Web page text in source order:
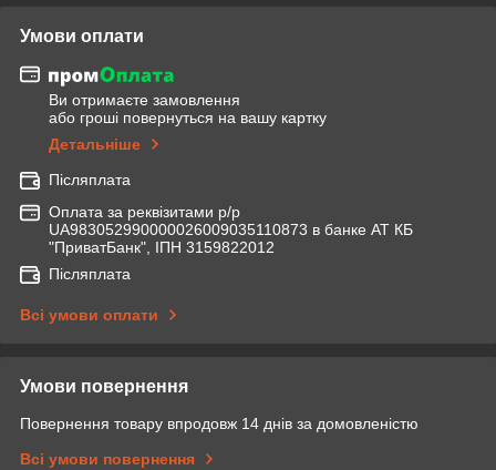
Умови оплати
Ви отримаєте замовлення
або гроші повернуться на вашу картку
Детальніше
Післяплата
Оплата за реквізитами р/р
UA983052990000026009035110873 в банке АТ КБ
"ПриватБанк", ІПН 3159822012
Післяплата
Всі умови оплати
Умови повернення
Повернення товару впродовж 14 днів за домовленістю
Всі умови повернення